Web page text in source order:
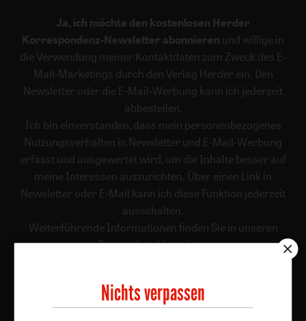
Ja, ich möchte den kostenlosen Herder
Korrespondenz-Newsletter abonnieren und willige in
die Verwendung meiner Kontaktdaten zum Zweck des E-
Mail-Marketings durch den Verlag Herder ein. Den
Newsletter oder die E-Mail-Werbung kann ich jederzeit
abbestellen.
Ich bin einverstanden, dass mein personenbezogenes
Nutzungsverhalten in Newsletter und E-Mail-Werbung
erfasst und ausgewertet wird, um die Inhalte besser auf
meine Interessen auszurichten. Über einen Link in
Newsletter oder E-Mail kann ich diese Funktion jederzeit
ausschalten.
Weiterführende Informationen finden Sie in unseren
Datenschutzhinweisen.
Nichts verpassen